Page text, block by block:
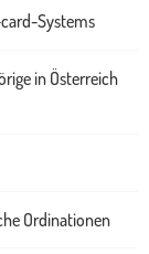
Systems
in Österreich
Ordinationen